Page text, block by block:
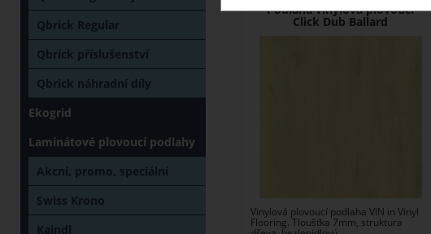
Podlaha vinylová plovoucí
Click Dub Ballard
Vinylová plovoucí podlaha VIN in Vinyl
Flooring. Tloušťka 7mm, struktura
Qbrick Regular
Qbrick příslušenství
Qbrick náhradní díly
Ekogrid
Laminátové plovoucí podlahy
Akcní, promo, speciální
Swiss Krono
Kaindl